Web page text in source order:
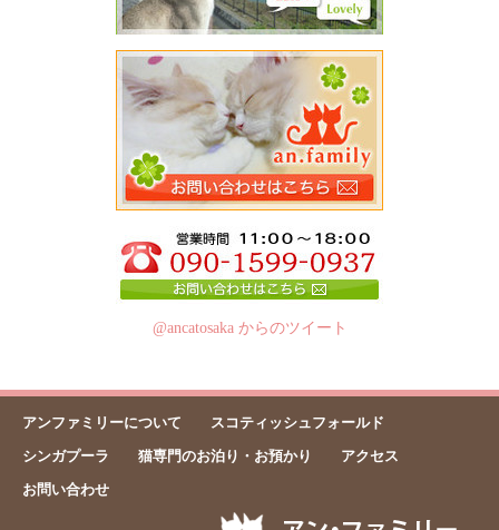
@ancatosaka からのツイート
アンファミリーについて
スコティッシュフォールド
シンガプーラ
猫専門のお泊り・お預かり
アクセス
お問い合わせ